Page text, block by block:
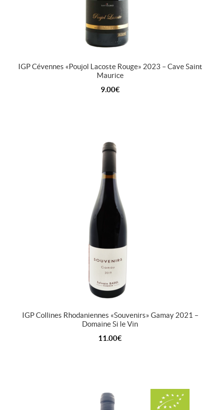
IGP Cévennes «Poujol Lacoste Rouge» 2023 – Cave Saint
Maurice
9.00€
IGP Collines Rhodaniennes « Souvenirs » Gamay 2021 –
Domaine Si le Vin
11.00€